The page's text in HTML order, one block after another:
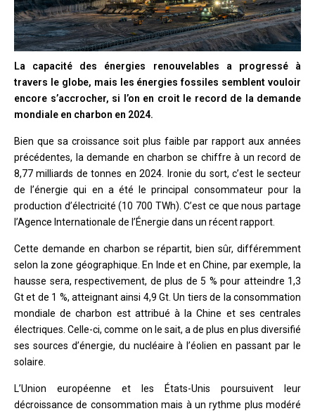
La capacité des énergies renouvelables a progressé à
travers le globe, mais les énergies fossiles semblent vouloir
encore s’accrocher, si l’on en croit le record de la demande
mondiale en charbon en 2024.
Bien que sa croissance soit plus faible par rapport aux années
précédentes, la demande en charbon se chiffre à un record de
8,77 milliards de tonnes en 2024. Ironie du sort, c’est le secteur
de l’énergie qui en a été le principal consommateur pour la
production d’électricité (10 700 TWh). C’est ce que nous partage
l’Agence Internationale de l’Énergie dans un récent rapport.
Cette demande en charbon se répartit, bien sûr, différemment
selon la zone géographique. En Inde et en Chine, par exemple, la
hausse sera, respectivement, de plus de 5 % pour atteindre 1,3
Gt et de 1 %, atteignant ainsi 4,9 Gt. Un tiers de la consommation
mondiale de charbon est attribué à la Chine et ses centrales
électriques. Celle-ci, comme on le sait, a de plus en plus diversifié
ses sources d’énergie, du nucléaire à l’éolien en passant par le
solaire.
L’Union européenne et les États-Unis poursuivent leur
décroissance de consommation mais à un rythme plus modéré